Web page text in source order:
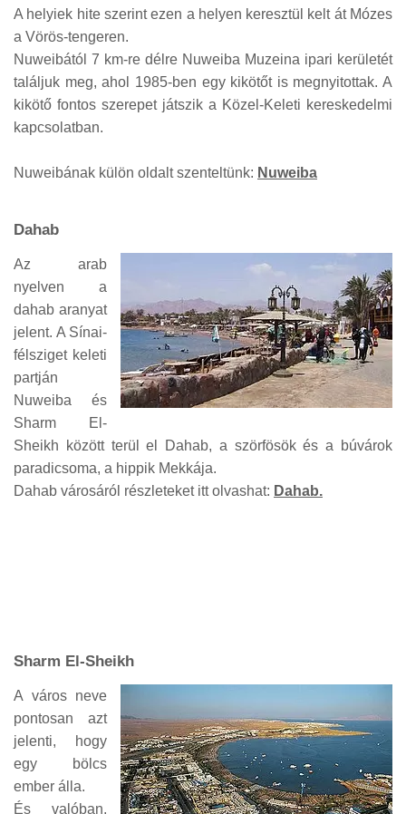
A helyiek hite szerint ezen a helyen keresztül kelt át Mózes
a Vörös-tengeren.
Nuweibától 7 km-re délre Nuweiba Muzeina ipari kerületét
találjuk meg, ahol 1985-ben egy kikötőt is megnyitottak. A
kikötő fontos szerepet játszik a Közel-Keleti kereskedelmi
kapcsolatban.
Nuweibának külön oldalt szenteltünk: Nuweiba
Dahab
Az arab
nyelven a
dahab aranyat
jelent. A Sínai-
félsziget keleti
partján
Nuweiba és
Sharm El-
Sheikh között terül el Dahab, a szörfösök és a búvárok
paradicsoma, a hippik Mekkája.
Dahab városáról részleteket itt olvashat: Dahab.
Sharm El-Sheikh
A város neve
pontosan azt
jelenti, hogy
egy bölcs
ember álla.
És valóban,